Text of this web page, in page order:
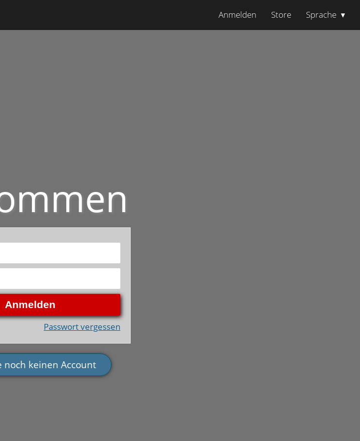
Anmelden Store Sprache
Passwort vergessen
noch keinen Account